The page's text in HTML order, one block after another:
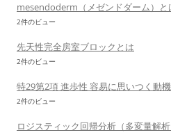
mesendoderm（メゼンドダーム）と
2件のビュー
先天性完全房室ブロックとは
2件のビュー
特29第2項 進歩性 容易に思いつく動
2件のビュー
ロジスティック回帰分析（多変量解